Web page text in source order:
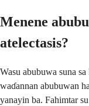
Menene
atelectasis?
Wasu abubuwa suna
waɗannan abubuwan
yanayin ba. Fahimtar